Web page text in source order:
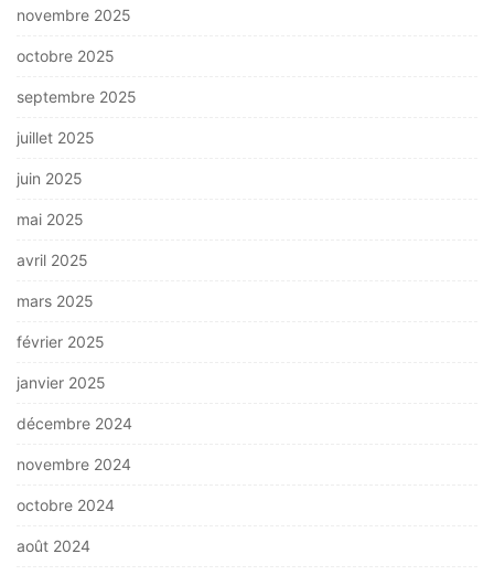
novembre 2025
octobre 2025
septembre 2025
juillet 2025
juin 2025
mai 2025
avril 2025
mars 2025
février 2025
janvier 2025
décembre 2024
novembre 2024
octobre 2024
août 2024